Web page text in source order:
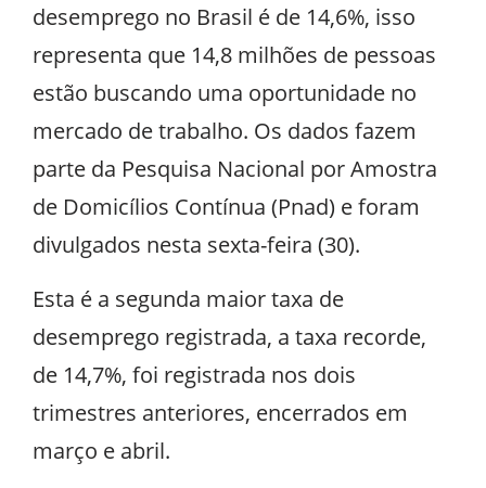
desemprego no Brasil é de 14,6%, isso
representa que 14,8 milhões de pessoas
estão buscando uma oportunidade no
mercado de trabalho. Os dados fazem
parte da Pesquisa Nacional por Amostra
de Domicílios Contínua (Pnad) e foram
divulgados nesta sexta-feira (30).
Esta é a segunda maior taxa de
desemprego registrada, a taxa recorde,
de 14,7%, foi registrada nos dois
trimestres anteriores, encerrados em
março e abril.